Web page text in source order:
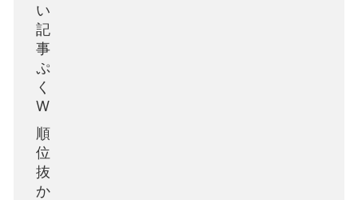
い
記
事
ぷ
く
W
順
位
抜
か